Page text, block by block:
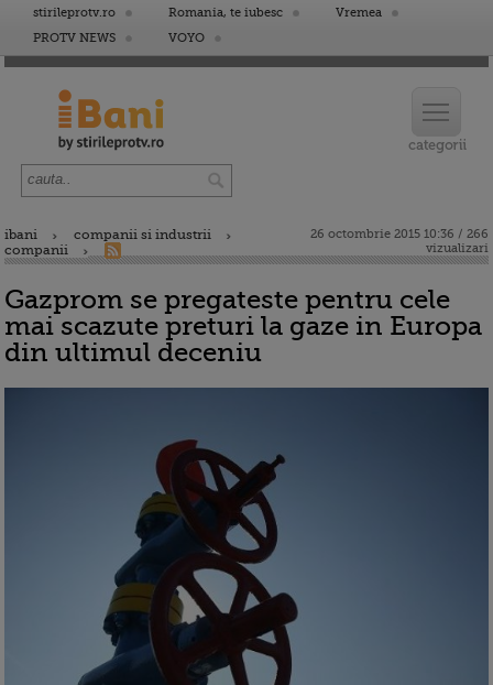
stirileprotv.ro Romania, te iubesc
Vremea
PROTV NEWS
VOYO
ibani
companii si industrii
companii
26 octombrie 2015 10:36 / 266
vizualizari
Gazprom se pregateste pentru cele
mai scazute preturi la gaze in Europa
din ultimul deceniu